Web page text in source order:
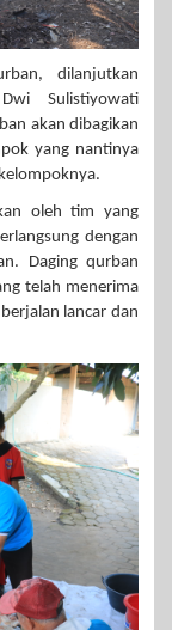
dilanjutkan
Sulistiyowati
akan dibagikan
yang nantinya
oleh tim yang
dengan
Daging qurban
telah menerima
lancar dan